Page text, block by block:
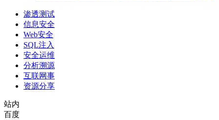
渗透测试
信息安全
Web安全
SQL注入
安全运维
分析溯源
互联网事
资源分享
站内
百度